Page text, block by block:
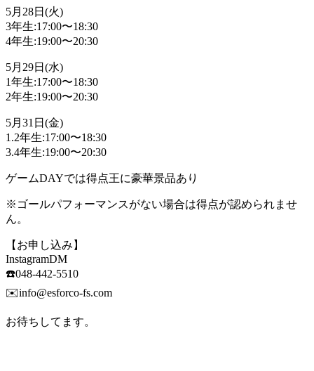
5月28日(火)
3年生:17:00〜18:30
4年生:19:00〜20:30
5月29日(水)
1年生:17:00〜18:30
2年生:19:00〜20:30
5月31日(金)
1.2年生:17:00〜18:30
3.4年生:19:00〜20:30
ゲームDAYでは得点王に豪華景品あり
※ゴールパフォーマンスがない場合は得点が認められませ
ん。
【お申し込み】
InstagramDM
☎️048-442-5510
✉️info@esforco-fs.com
お待ちしてます。